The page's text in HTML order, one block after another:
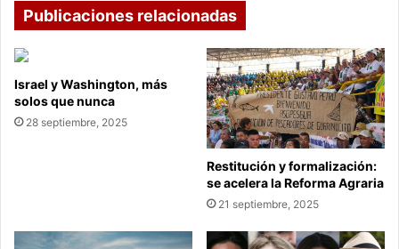
conocimiento
Publicaciones relacionadas
Israel y Washington, más
solos que nunca
28 septiembre, 2025
Restitución y formalización:
se acelera la Reforma Agraria
21 septiembre, 2025